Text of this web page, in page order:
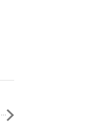
Air Force pilots in accidental bombing could face criminal charges: experts